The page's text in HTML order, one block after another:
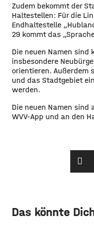
Zudem bekommt der
Haltestellen: Für die
Endhaltestelle
29 kommt das
Die neuen Namen sind
insbesondere
orientieren. Außerdem
und das Stadtgebiet
werden.
Die neuen Namen
WVV-App und an den
Das könnte